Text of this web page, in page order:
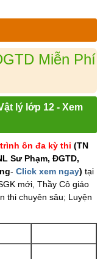
Miễn Phí
lý lớp 12 - Xem
ôn đa kỳ thi (TN
Sư Phạm, ĐGTD,
- Click xem ngay) tại
mới, Thầy Cô giáo
thi chuyên sâu; Luyện